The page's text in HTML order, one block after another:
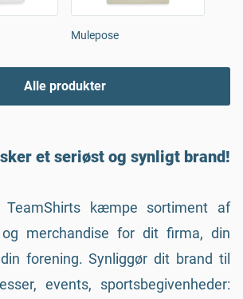
Mulepose
Alle produkter
et seriøst og synligt brand!
kæmpe sortiment af
og merchandise for dit firma, din
forening. Synliggør dit brand til
events, sportsbegivenheder: